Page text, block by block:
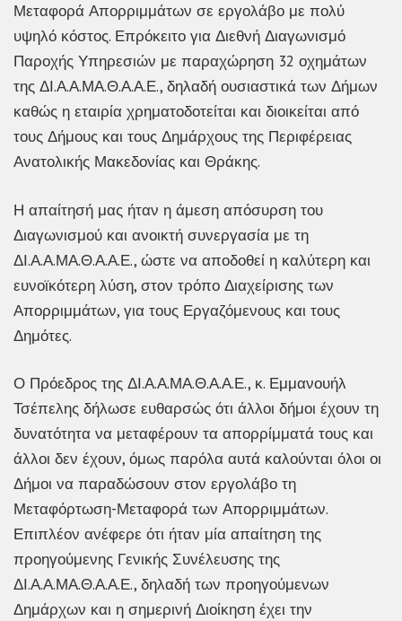
Μεταφορά Απορριμμάτων σε εργολάβο με πολύ
υψηλό κόστος. Επρόκειτο για Διεθνή Διαγωνισμό
Παροχής Υπηρεσιών με παραχώρηση 32 οχημάτων
της ΔΙ.Α.Α.ΜΑ.Θ.Α.Α.Ε., δηλαδή ουσιαστικά των Δήμων
καθώς η εταιρία χρηματοδοτείται και διοικείται από
τους Δήμους και τους Δημάρχους της Περιφέρειας
Ανατολικής Μακεδονίας και Θράκης.
Η απαίτησή μας ήταν η άμεση απόσυρση του
Διαγωνισμού και ανοικτή συνεργασία με τη
ΔΙ.Α.Α.ΜΑ.Θ.Α.Α.Ε., ώστε να αποδοθεί η καλύτερη και
ευνοϊκότερη λύση, στον τρόπο Διαχείρισης των
Απορριμμάτων, για τους Εργαζόμενους και τους
Δημότες.
Ο Πρόεδρος της ΔΙ.Α.Α.ΜΑ.Θ.Α.Α.Ε., κ. Εμμανουήλ
Τσέπελης δήλωσε ευθαρσώς ότι άλλοι δήμοι έχουν τη
δυνατότητα να μεταφέρουν τα απορρίμματά τους και
άλλοι δεν έχουν, όμως παρόλα αυτά καλούνται όλοι οι
Δήμοι να παραδώσουν στον εργολάβο τη
Μεταφόρτωση-Μεταφορά των Απορριμμάτων.
Επιπλέον ανέφερε ότι ήταν μία απαίτηση της
προηγούμενης Γενικής Συνέλευσης της
ΔΙ.Α.Α.ΜΑ.Θ.Α.Α.Ε., δηλαδή των προηγούμενων
Δημάρχων και η σημερινή Διοίκηση έχει την